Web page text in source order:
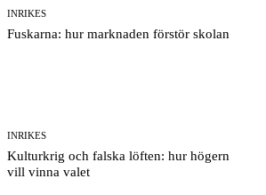
INRIKES
Fuskarna: hur marknaden förstör skolan
INRIKES
Kulturkrig och falska löften: hur högern
vill vinna valet